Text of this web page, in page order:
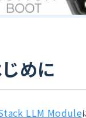
めに
LLM Module